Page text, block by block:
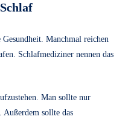
Manchmal reichen
Schlafmediziner nennen das
Man sollte nur
sollte das